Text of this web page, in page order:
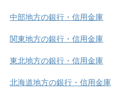
中部地方の銀行・信用金庫
関東地方の銀行・信用金庫
東北地方の銀行・信用金庫
北海道地方の銀行・信用金庫